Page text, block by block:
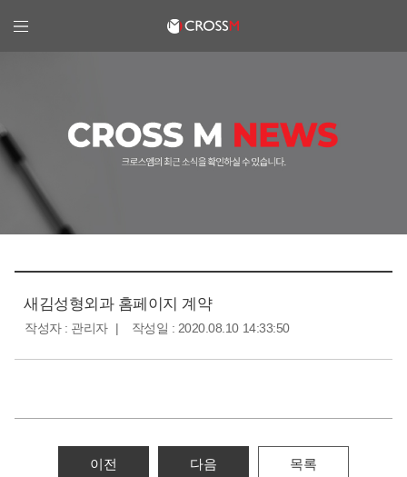
크로스엠
새김성형외과 홈페이지 계약
작성자 : 관리자 작성일 : 2020.08.10 14:33:50
이전 다음 목록